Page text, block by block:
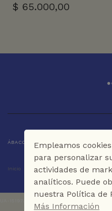
$ 65.000,00
ÁBACO LIBROS Y CAFÉ © 2025
Inicio Tienda La Librería
Empleamos
para personalizar
actividades de
analíticos. Puede
nuestra Política de
Más Información